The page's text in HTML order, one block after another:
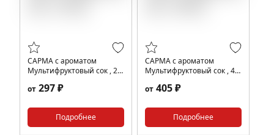
САРМА с ароматом
Мультифруктовый сок , 25
от 297 ₽
Подробнее
САРМА с ароматом
Мультифруктовый сок , 40
от 405 ₽
Подробнее